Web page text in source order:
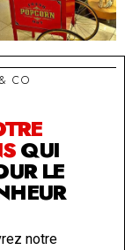
CO
QUI
LE
notre